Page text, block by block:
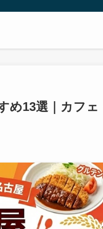
め13選｜カフ